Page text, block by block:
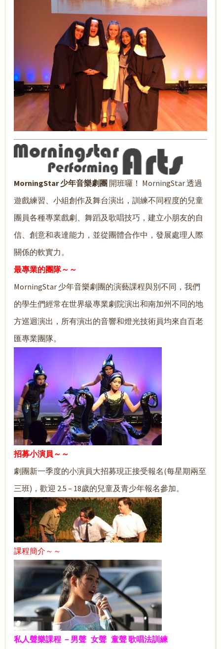
MorningStar 少年音樂劇團 開班囉！ MorningStar 透過
遊戲練習、小組創作及舞台演出，訓練不同程度的兒童
團員各種專業戲劇、舞蹈及歌唱技巧，建立小朋友的自
信、創意和表達能力，並從團體合作中，發展處理人際
關係的軟實力。
最專業的團隊～～
MorningStar 少年音樂劇團的演藝課程與別不同，我們
的學生們經常在世界級專業劇院演出和南加州不同的地
方巡迴演出，所有演出的音響和燈光技術員均來自百老
匯專業團隊。
招募小演員～～
劇團新一季度的小演員大招募現正接受報名(每星期兩至
三班)，歡迎 2.5 – 18歲的兒童及青少年報名參加。
課程簡介～～
私人聲樂課程 －男聲 女聲 童聲 歌唱法訓練